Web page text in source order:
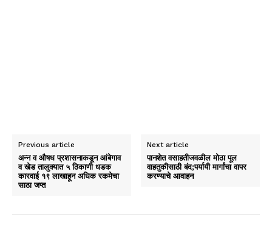
Previous article
अन्न व औषध प्रशासनाकडून आंबेगाव
व खेड तालुक्यात ५ ठिकाणी धडक
कारवाई १९ लाखाहून अधिक रकमेचा
साठा जप्त
Next article
पानशेत वसाहतीजवळील मोठा पूल
वाहतुकीसाठी बंद;पर्यायी मार्गांचा वापर
करण्याचे आवाहन